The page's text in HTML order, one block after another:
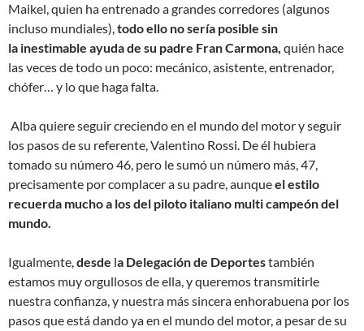
Maikel, quien ha entrenado a grandes corredores (algunos
incluso mundiales),todo ello no sería posible sin
la inestimable ayuda de su padre Fran Carmona, quién hace
las veces de todo un poco: mecánico, asistente, entrenador,
chófer… y lo que haga falta.
Alba quiere seguir creciendo en el mundo del motor y seguir
los pasos de su referente, Valentino Rossi. De él hubiera
tomado su número 46, pero le sumó un número más, 47,
precisamente por complacer a su padre, aunqueel estilo
recuerda mucho a los del piloto italiano multi campeón del
mundo.
Igualmente,desde la Delegación de Deportestambién
estamos muy orgullosos de ella, y queremos transmitirle
nuestra confianza, y nuestra más sincera enhorabuena por los
pasos que está dando ya en el mundo del motor, a pesar de su